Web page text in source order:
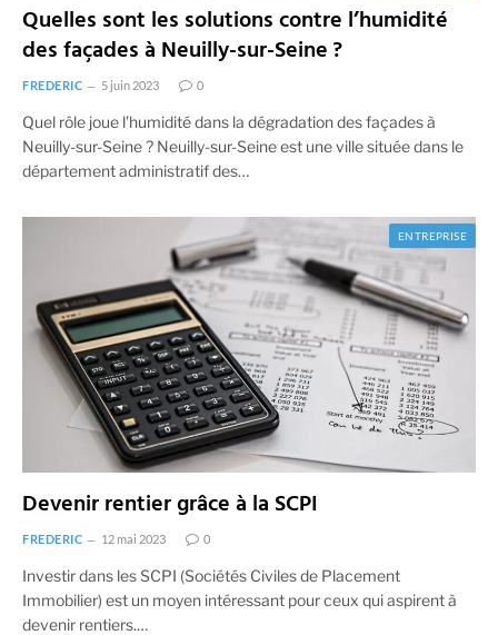
Quelles sont les solutions contre l’humidité
des façades à Neuilly-sur-Seine ?
FREDERIC 5 juin 2023 0
Quel rôle joue l’humidité dans la dégradation des façades à
Neuilly-sur-Seine ? Neuilly-sur-Seine est une ville située dans le
département administratif des…
ENTREPRISE
Devenir rentier grâce à la SCPI
FREDERIC 12 mai 2023 0
Investir dans les SCPI (Sociétés Civiles de Placement
Immobilier) est un moyen intéressant pour ceux qui aspirent à
devenir rentiers.…